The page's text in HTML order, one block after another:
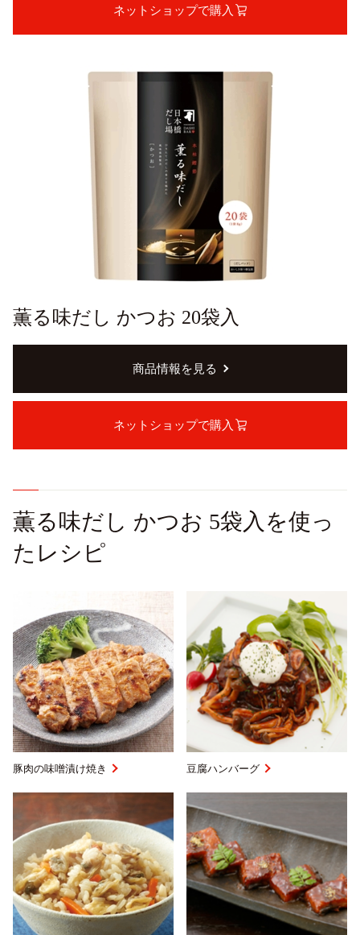
ネットショップで購入
薫る味だし かつお 20袋入
商品情報を見る
ネットショップで購入
薫る味だし かつお 5袋入を使っ
たレシピ
豚肉の味噌漬け焼き 豆腐ハンバーグ